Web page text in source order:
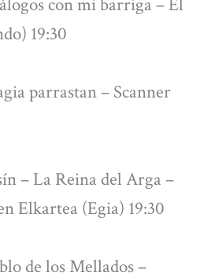
con mi barriga – El
19:30
parrastan – Scanner
– La Reina del Arga –
Elkartea (Egia) 19:30
de los Mellados –